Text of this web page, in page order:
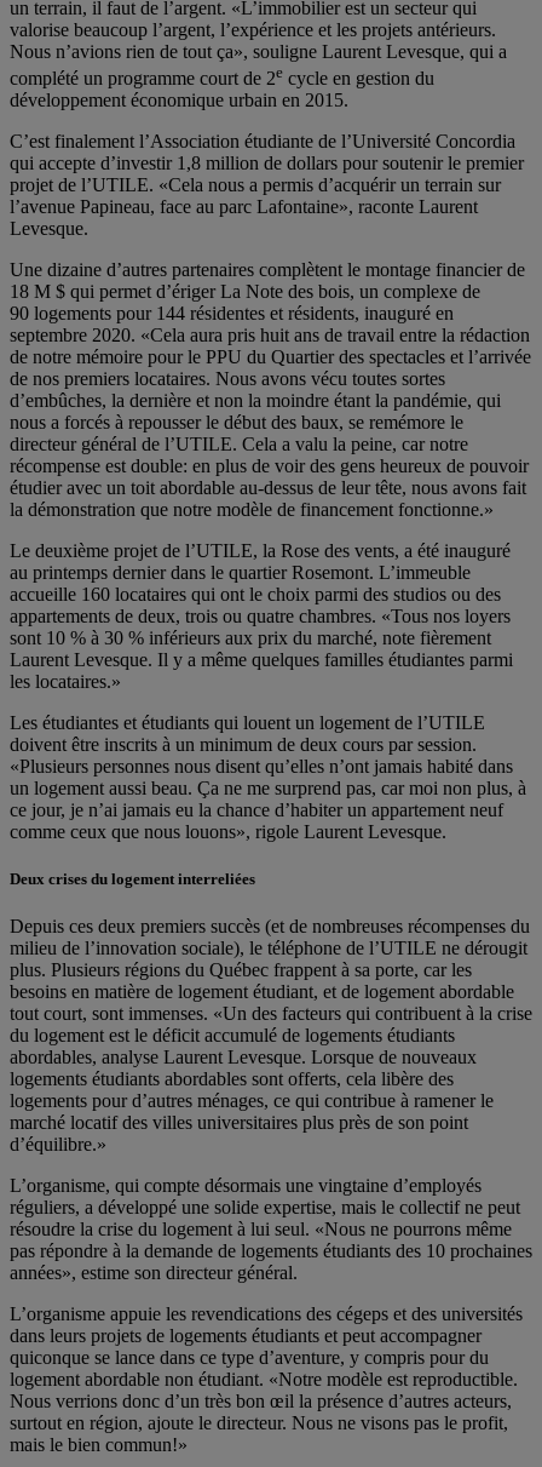
un terrain, il faut de l’argent. «L’immobilier est un secteur qui
valorise beaucoup l’argent, l’expérience et les projets antérieurs.
Nous n’avions rien de tout ça», souligne Laurent Levesque, qui a
complété un programme court de 2e cycle en gestion du
développement économique urbain en 2015.
C’est finalement l’Association étudiante de l’Université Concordia
qui accepte d’investir 1,8 million de dollars pour soutenir le premier
projet de l’UTILE. «Cela nous a permis d’acquérir un terrain sur
l’avenue Papineau, face au parc Lafontaine», raconte Laurent
Levesque.
Une dizaine d’autres partenaires complètent le montage financier de
18 M $ qui permet d’ériger La Note des bois, un complexe de
90 logements pour 144 résidentes et résidents, inauguré en
septembre 2020. «Cela aura pris huit ans de travail entre la rédaction
de notre mémoire pour le PPU du Quartier des spectacles et l’arrivée
de nos premiers locataires. Nous avons vécu toutes sortes
d’embûches, la dernière et non la moindre étant la pandémie, qui
nous a forcés à repousser le début des baux, se remémore le
directeur général de l’UTILE. Cela a valu la peine, car notre
récompense est double: en plus de voir des gens heureux de pouvoir
étudier avec un toit abordable au-dessus de leur tête, nous avons fait
la démonstration que notre modèle de financement fonctionne.»
Le deuxième projet de l’UTILE, la Rose des vents, a été inauguré
au printemps dernier dans le quartier Rosemont. L’immeuble
accueille 160 locataires qui ont le choix parmi des studios ou des
appartements de deux, trois ou quatre chambres. «Tous nos loyers
sont 10 % à 30 % inférieurs aux prix du marché, note fièrement
Laurent Levesque. Il y a même quelques familles étudiantes parmi
les locataires.»
Les étudiantes et étudiants qui louent un logement de l’UTILE
doivent être inscrits à un minimum de deux cours par session.
«Plusieurs personnes nous disent qu’elles n’ont jamais habité dans
un logement aussi beau. Ça ne me surprend pas, car moi non plus, à
ce jour, je n’ai jamais eu la chance d’habiter un appartement neuf
comme ceux que nous louons», rigole Laurent Levesque.
Deux crises du logement interreliées
Depuis ces deux premiers succès (et de nombreuses récompenses du
milieu de l’innovation sociale), le téléphone de l’UTILE ne dérougit
plus. Plusieurs régions du Québec frappent à sa porte, car les
besoins en matière de logement étudiant, et de logement abordable
tout court, sont immenses. «Un des facteurs qui contribuent à la crise
du logement est le déficit accumulé de logements étudiants
abordables, analyse Laurent Levesque. Lorsque de nouveaux
logements étudiants abordables sont offerts, cela libère des
logements pour d’autres ménages, ce qui contribue à ramener le
marché locatif des villes universitaires plus près de son point
d’équilibre.»
L’organisme, qui compte désormais une vingtaine d’employés
réguliers, a développé une solide expertise, mais le collectif ne peut
résoudre la crise du logement à lui seul. «Nous ne pourrons même
pas répondre à la demande de logements étudiants des 10 prochaines
années», estime son directeur général.
L’organisme appuie les revendications des cégeps et des universités
dans leurs projets de logements étudiants et peut accompagner
quiconque se lance dans ce type d’aventure, y compris pour du
logement abordable non étudiant. «Notre modèle est reproductible.
Nous verrions donc d’un très bon œil la présence d’autres acteurs,
surtout en région, ajoute le directeur. Nous ne visons pas le profit,
mais le bien commun!»